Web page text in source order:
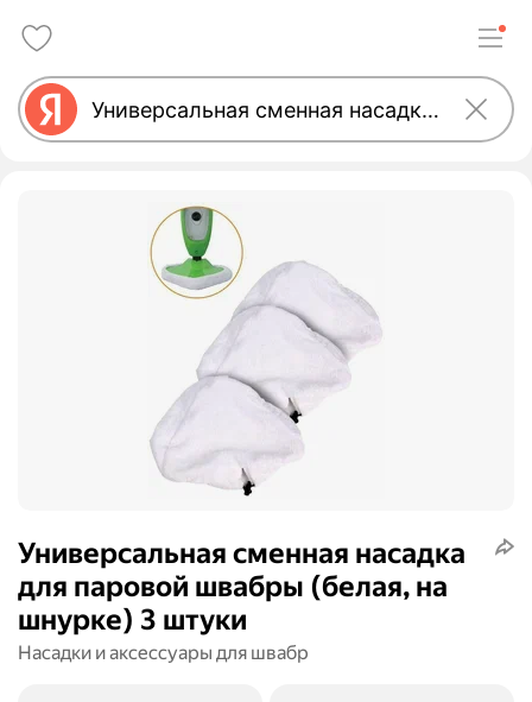
Универсальная сменная насадка
для паровой швабры (белая, на
шнурке) 3 штуки
Насадки и аксессуары для швабр